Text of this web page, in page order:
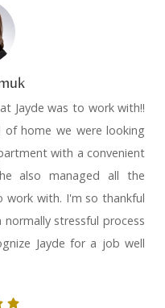
Jayde was to work with!!
of home we were looking
with a convenient
also managed all the
work with. I'm so thankful
stressful process
Jayde for a job well